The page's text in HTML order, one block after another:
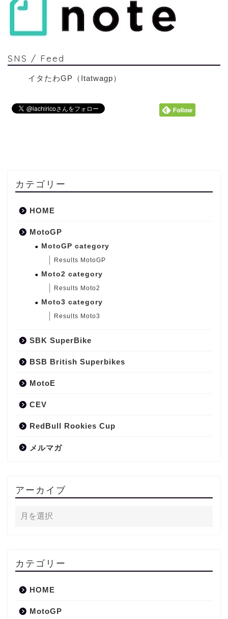
SNS / Feed
イタたわGP（Itatwagp）
カテゴリー
HOME
MotoGP
MotoGP category
Results MotoGP
Moto2 category
Results Moto2
Moto3 category
Results Moto3
SBK SuperBike
BSB British Superbikes
MotoE
CEV
RedBull Rookies Cup
メルマガ
アーカイブ
カテゴリー
HOME
MotoGP